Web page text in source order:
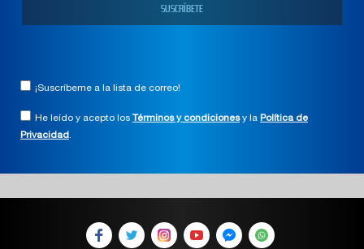
¡Suscríbeme a la lista de correo!
He leído y acepto los Términos y condicionesy la Política de
Privacidad.